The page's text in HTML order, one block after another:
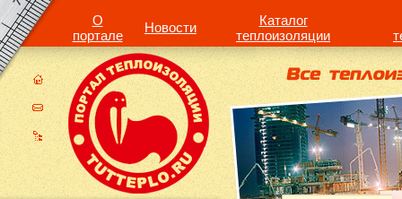
О
портале
Новости
Каталог
теплоизоляции